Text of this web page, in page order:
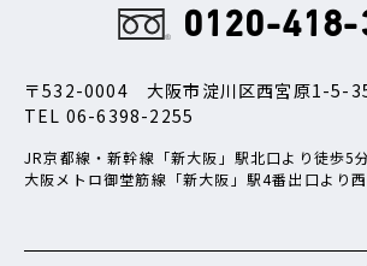
0120-418-
〒532-0004 大阪市淀川区西宮原1-5-
TEL 06-6398-2255
JR京都線・新幹線「新大阪」駅北口より徒歩5
大阪メトロ御堂筋線「新大阪」駅4番出口より